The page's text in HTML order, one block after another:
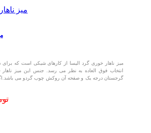
میز ناهار خوری گرد الیسا از کارهای شیکی است که برای
انتخاب فوق العاده به نظر می رسد. جنس این میز
گرجستان درجه یک و صفحه آن روکش چوب گردو می باشد.اگر